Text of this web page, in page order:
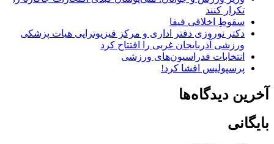
تکرار کنند
سقوطِ اخلاقی فیفا
دکتر نوروزی دفتر اداری و مرکز فیزیوتراپی هیات پزشکی
ورزشی آذربایجان غربی را افتتاح کرد
انتخابات فدراسیون‌های ورزشی
پرسپولیس افشا کرد!
آخرین دیدگاه‌ها
بایگانی